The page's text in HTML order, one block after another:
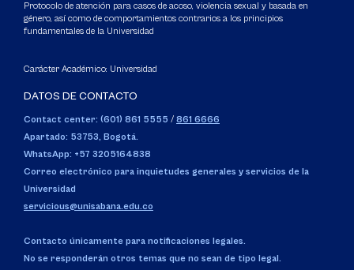
Protocolo de atención para casos de acoso, violencia sexual y basada en
género, así como de comportamientos contrarios a los principios
fundamentales de la Universidad
Carácter Académico: Universidad
DATOS DE CONTACTO
Contact center: (601) 861 5555 / 861 6666
Apartado: 53753, Bogotá.
WhatsApp: +57 3205164838
Correo electrónico para inquietudes generales y servicios de la
Universidad
servicious@unisabana.edu.co
Contacto únicamente para notificaciones legales.
No se responderán otros temas que no sean de tipo legal.